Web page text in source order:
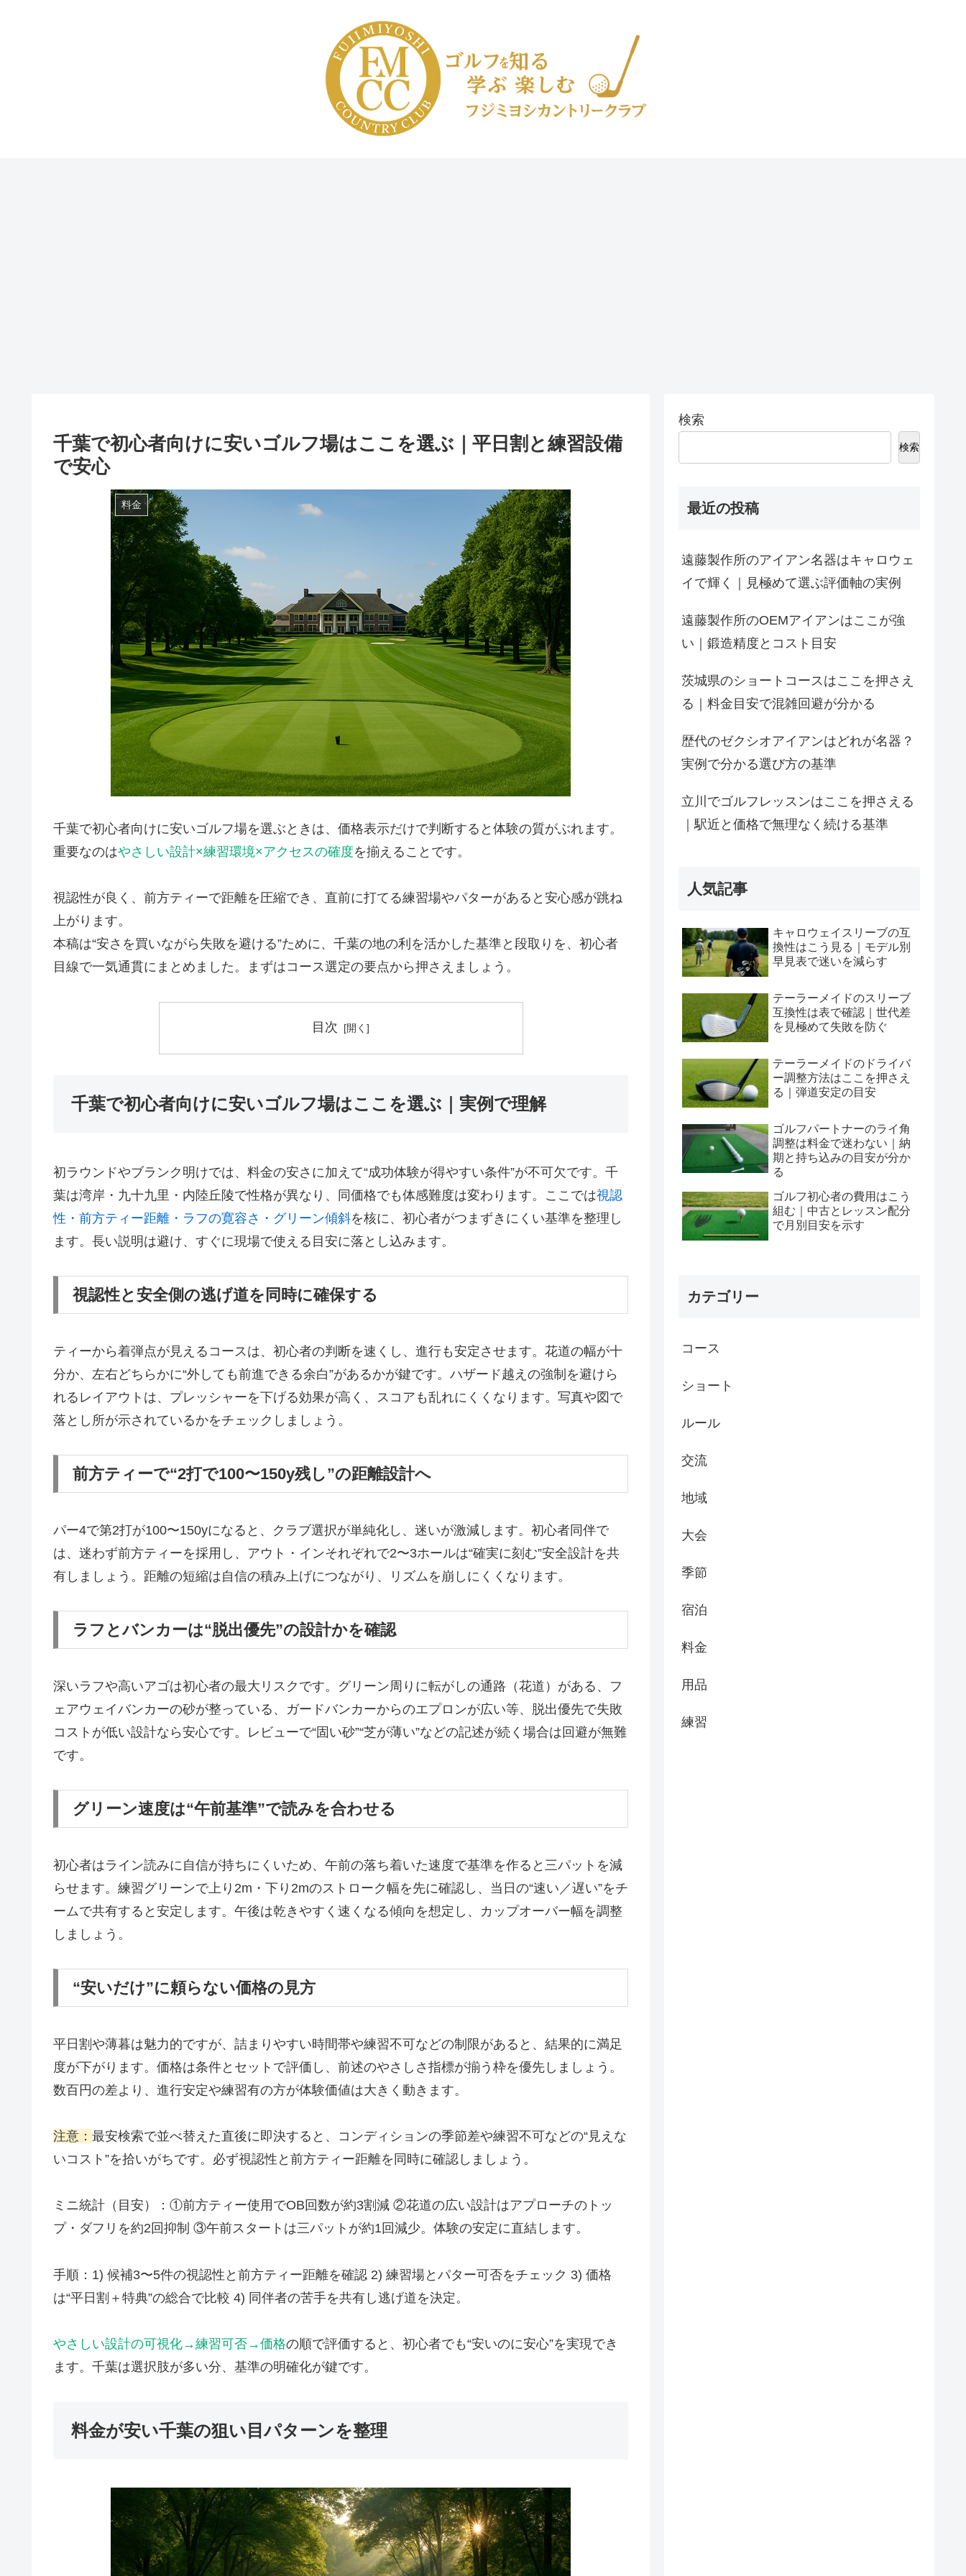
千葉で初心者向けに安いゴルフ場はここを選ぶ｜平日割と練習設備
で安心
料金
千葉で初心者向けに安いゴルフ場を選ぶときは、価格表示だけで判断すると体験の質がぶれます。
重要なのはやさしい設計×練習環境×アクセスの確度を揃えることです。
視認性が良く、前方ティーで距離を圧縮でき、直前に打てる練習場やパターがあると安心感が跳ね
上がります。
本稿は“安さを買いながら失敗を避ける”ために、千葉の地の利を活かした基準と段取りを、初心者
目線で一気通貫にまとめました。まずはコース選定の要点から押さえましょう。
目次
千葉で初心者向けに安いゴルフ場はここを選ぶ｜実例で理解
初ラウンドやブランク明けでは、料金の安さに加えて“成功体験が得やすい条件”が不可欠です。千
葉は湾岸・九十九里・内陸丘陵で性格が異なり、同価格でも体感難度は変わります。ここでは視認
性・前方ティー距離・ラフの寛容さ・グリーン傾斜を核に、初心者がつまずきにくい基準を整理し
ます。長い説明は避け、すぐに現場で使える目安に落とし込みます。
視認性と安全側の逃げ道を同時に確保する
ティーから着弾点が見えるコースは、初心者の判断を速くし、進行も安定させます。花道の幅が十
分か、左右どちらかに“外しても前進できる余白”があるかが鍵です。ハザード越えの強制を避けら
れるレイアウトは、プレッシャーを下げる効果が高く、スコアも乱れにくくなります。写真や図で
落とし所が示されているかをチェックしましょう。
前方ティーで“2打で100〜150y残し”の距離設計へ
パー4で第2打が100〜150yになると、クラブ選択が単純化し、迷いが激減します。初心者同伴で
は、迷わず前方ティーを採用し、アウト・インそれぞれで2〜3ホールは“確実に刻む”安全設計を共
有しましょう。距離の短縮は自信の積み上げにつながり、リズムを崩しにくくなります。
ラフとバンカーは“脱出優先”の設計かを確認
深いラフや高いアゴは初心者の最大リスクです。グリーン周りに転がしの通路（花道）がある、フ
ェアウェイバンカーの砂が整っている、ガードバンカーからのエプロンが広い等、脱出優先で失敗
コストが低い設計なら安心です。レビューで“固い砂”“芝が薄い”などの記述が続く場合は回避が無難
です。
グリーン速度は“午前基準”で読みを合わせる
初心者はライン読みに自信が持ちにくいため、午前の落ち着いた速度で基準を作ると三パットを減
らせます。練習グリーンで上り2m・下り2mのストローク幅を先に確認し、当日の“速い／遅い”をチ
ームで共有すると安定します。午後は乾きやすく速くなる傾向を想定し、カップオーバー幅を調整
しましょう。
“安いだけ”に頼らない価格の見方
平日割や薄暮は魅力的ですが、詰まりやすい時間帯や練習不可などの制限があると、結果的に満足
度が下がります。価格は条件とセットで評価し、前述のやさしさ指標が揃う枠を優先しましょう。
数百円の差より、進行安定や練習有の方が体験価値は大きく動きます。
注意： 最安検索で並べ替えた直後に即決すると、コンディションの季節差や練習不可などの“見えな
いコスト”を拾いがちです。必ず視認性と前方ティー距離を同時に確認しましょう。
ミニ統計（目安）：①前方ティー使用でOB回数が約3割減 ②花道の広い設計はアプローチのトッ
プ・ダフリを約2回抑制 ③午前スタートは三パットが約1回減少。体験の安定に直結します。
手順：1) 候補3〜5件の視認性と前方ティー距離を確認 2) 練習場とパター可否をチェック 3) 価格
は“平日割＋特典”の総合で比較 4) 同伴者の苦手を共有し逃げ道を決定。
やさしい設計の可視化→練習可否→価格の順で評価すると、初心者でも“安いのに安心”を実現でき
ます。千葉は選択肢が多い分、基準の明確化が鍵です。
料金が安い千葉の狙い目パターンを整理
検索
検索
最近の投稿
遠藤製作所のアイアン名器はキャロウェ
イで輝く｜見極めて選ぶ評価軸の実例
遠藤製作所のOEMアイアンはここが強
い｜鍛造精度とコスト目安
茨城県のショートコースはここを押さえ
る｜料金目安で混雑回避が分かる
歴代のゼクシオアイアンはどれが名器？
実例で分かる選び方の基準
立川でゴルフレッスンはここを押さえる
｜駅近と価格で無理なく続ける基準
人気記事
キャロウェイスリーブの互
換性はこう見る｜モデル別
早見表で迷いを減らす
テーラーメイドのスリーブ
互換性は表で確認｜世代差
を見極めて失敗を防ぐ
テーラーメイドのドライバ
ー調整方法はここを押さえ
る｜弾道安定の目安
ゴルフパートナーのライ角
調整は料金で迷わない｜納
期と持ち込みの目安が分か
る
ゴルフ初心者の費用はこう
組む｜中古とレッスン配分
で月別目安を示す
カテゴリー
コース
ショート
ルール
交流
地域
大会
季節
宿泊
料金
用品
練習